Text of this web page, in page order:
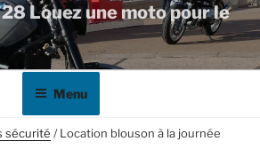
Louez une moto pour le
Menu
sécurité / Location blouson à la journée